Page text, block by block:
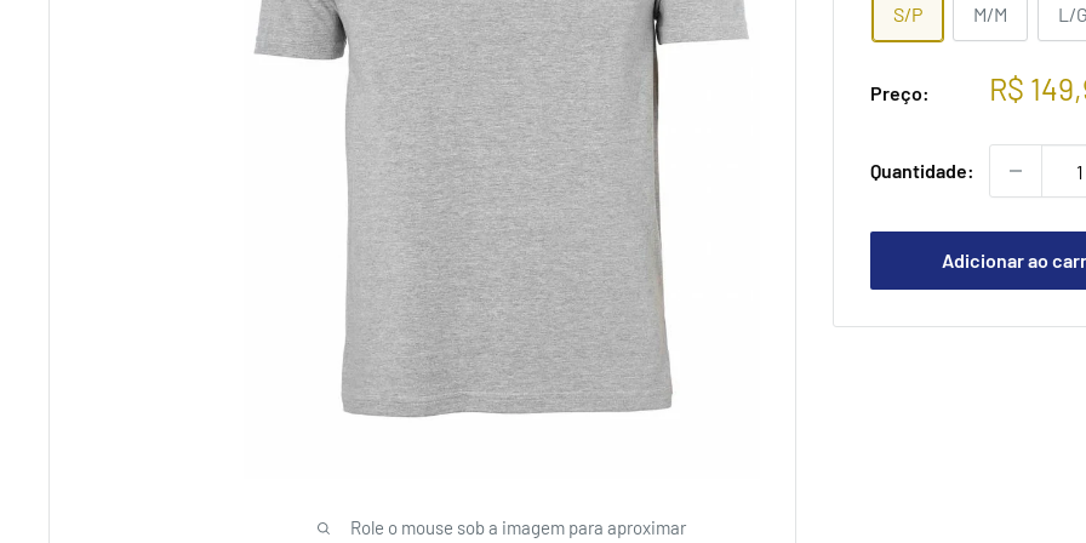
Role o mouse sob a imagem para aproximar
S/P M/M L/G
Preço:
Preço
R$
Quantidade:
Adicionar ao